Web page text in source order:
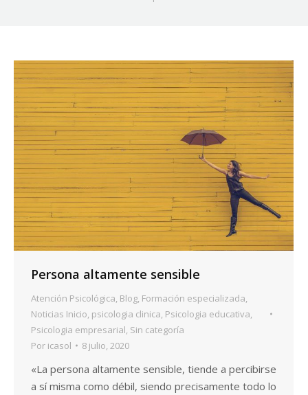
Persona altamente sensible
Atención Psicológica, Blog, Formación especializada,
Noticias Inicio, psicologia clinica, Psicologia educativa,
Psicologia empresarial, Sin categoría
Por icasol 8 julio, 2020
«La persona altamente sensible, tiende a percibirse
a sí misma como débil, siendo precisamente todo lo